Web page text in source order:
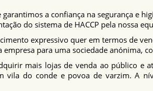
a confiança na segurança e
do sistema de HACCP pela nossa
expressivo quer em termos de
empresa para uma sociedade anónima,
mais lojas de venda ao público e
vila do conde e povoa de varzim. A